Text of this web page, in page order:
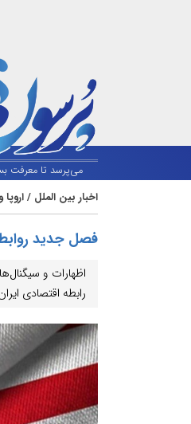
می‌پرسد تا معرفت
اخبار بین الملل /اروپا
فصل جدید
اظهارات و
رابطه اقتصادی